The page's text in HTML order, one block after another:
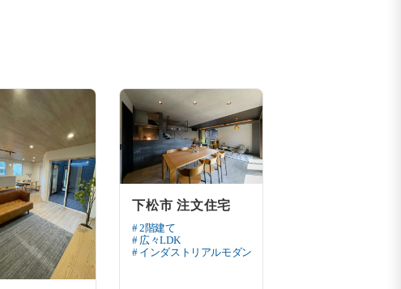
下松市 注文住宅
# 2階建て
# 広々LDK
# インダストリアルモダン